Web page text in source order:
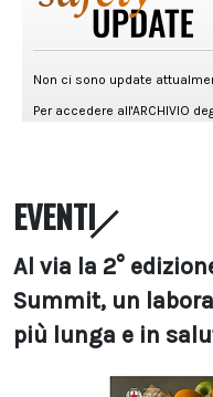
EVENTI
Al via la 2°
Summit, un
più lunga e in